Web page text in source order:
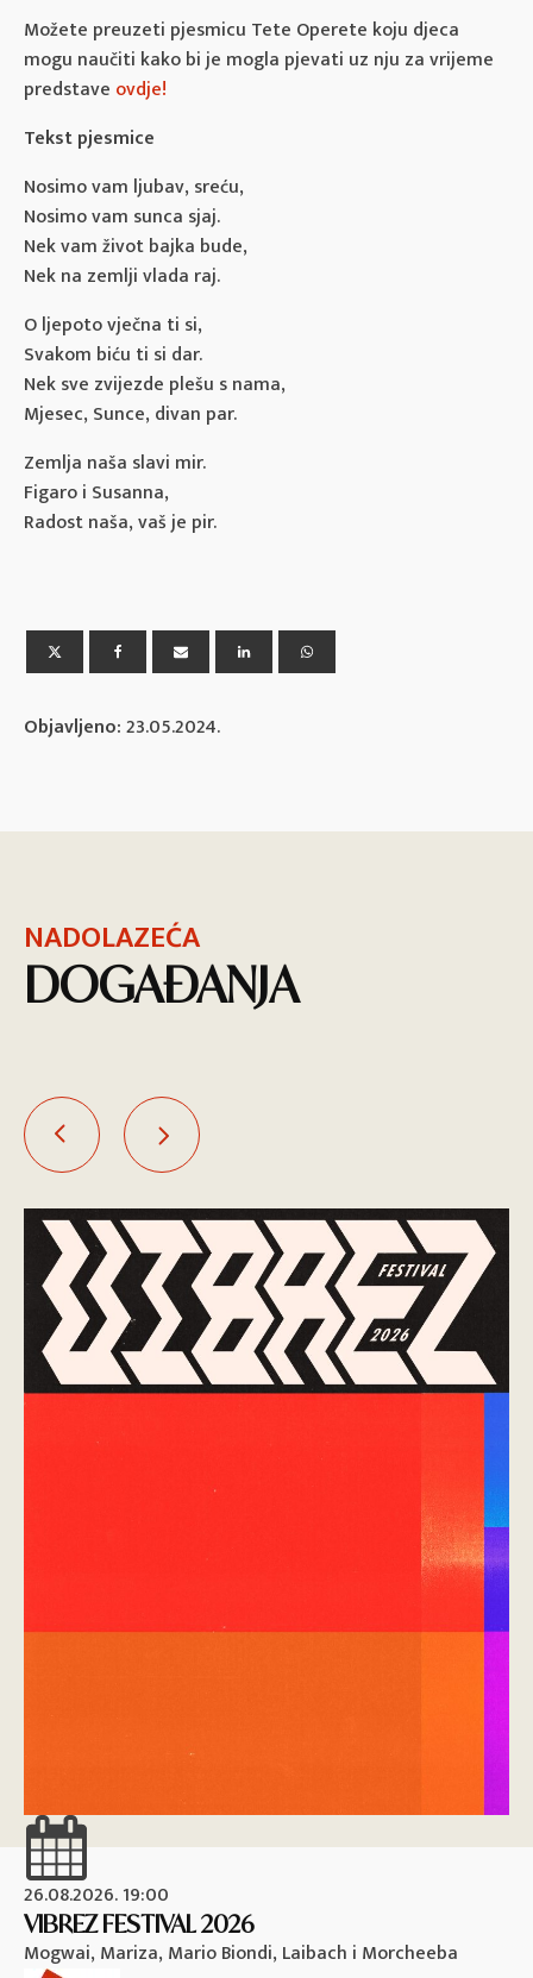
Možete preuzeti pjesmicu Tete Operete koju djeca
mogu naučiti kako bi je mogla pjevati uz nju za vrijeme
predstave ovdje!
Tekst pjesmice
Nosimo vam ljubav, sreću,
Nosimo vam sunca sjaj.
Nek vam život bajka bude,
Nek na zemlji vlada raj.
O ljepoto vječna ti si,
Svakom biću ti si dar.
Nek sve zvijezde plešu s nama,
Mjesec, Sunce, divan par.
Zemlja naša slavi mir.
Figaro i Susanna,
Radost naša, vaš je pir.
Objavljeno:23.05.2024.
NADOLAZEĆA
DOGAĐANJA
26.08.2026. 19:00
VIBREZ FESTIVAL 2026
Mogwai, Mariza, Mario Biondi, Laibach i Morcheeba